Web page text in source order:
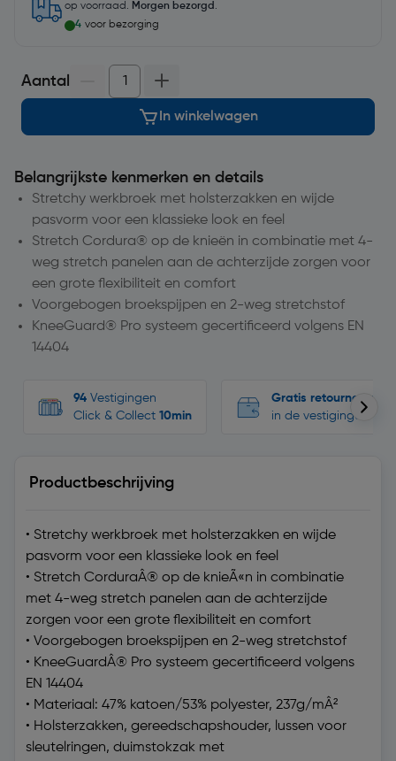
op voorraad. Morgen bezorgd .
4 voor bezorging
Aantal
In winkelwagen
Belangrijkste kenmerken en details
Stretchy werkbroek met holsterzakken en wijde
pasvorm voor een klassieke look en feel
Stretch Cordura® op de knieën in combinatie met 4-
weg stretch panelen aan de achterzijde zorgen voor
een grote flexibiliteit en comfort
Voorgebogen broekspijpen en 2-weg stretchstof
KneeGuard® Pro systeem gecertificeerd volgens EN
14404
94 Vestigingen
Click & Collect 10min
Gratis retourneren
in de vestigingen
Productbeschrijving
• Stretchy werkbroek met holsterzakken en wijde
pasvorm voor een klassieke look en feel
• Stretch CorduraÂ® op de knieÃ«n in combinatie
met 4-weg stretch panelen aan de achterzijde
zorgen voor een grote flexibiliteit en comfort
• Voorgebogen broekspijpen en 2-weg stretchstof
• KneeGuardÂ® Pro systeem gecertificeerd volgens
EN 14404
• Materiaal: 47% katoen/53% polyester, 237g/mÂ²
• Holsterzakken, gereedschapshouder, lussen voor
sleutelringen, duimstokzak met